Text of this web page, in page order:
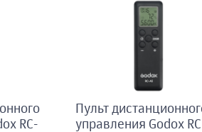
RC-
Пульт
управления Godox